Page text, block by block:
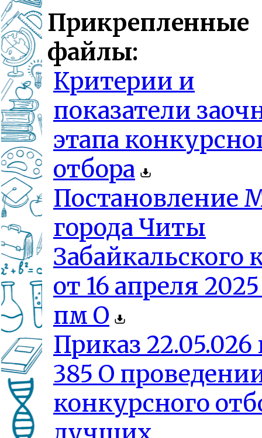
Прикрепленные
файлы:
Критерии и
показатели
этапа
отбора
Постановление
города Читы
Забайкальского
от 16 апреля
пм О
Приказ
385 О
конкурсного